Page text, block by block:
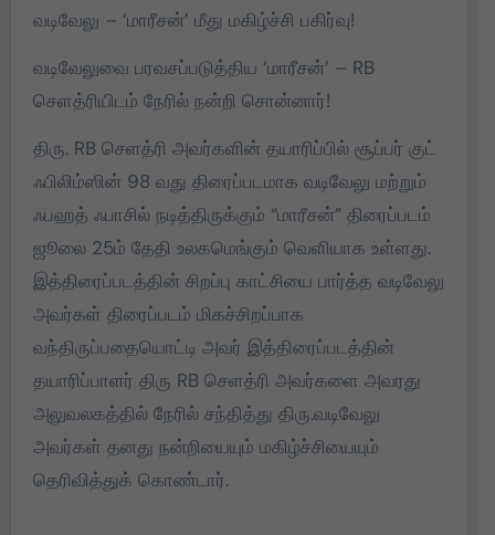
வடிவேலு – ‘மாரீசன்’ மீது மகிழ்ச்சி பகிர்வு!
வடிவேலுவை பரவசப்படுத்திய ‘மாரீசன்’ – RB
செளத்ரியிடம் நேரில் நன்றி சொன்னார்!
திரு. RB செளத்ரி அவர்களின் தயாரிப்பில் சூப்பர் குட்
ஃபிலிம்ஸின் 98 வது திரைப்படமாக வடிவேலு மற்றும்
ஃபஹத் ஃபாசில் நடித்திருக்கும் “மாரீசன்” திரைப்படம்
ஜூலை 25ம் தேதி உலகமெங்கும் வெளியாக உள்ளது.
இத்திரைப்படத்தின் சிறப்பு காட்சியை பார்த்த வடிவேலு
அவர்கள் திரைப்படம் மிகச்சிறப்பாக
வந்திருப்பதையொட்டி அவர் இத்திரைப்படத்தின்
தயாரிப்பாளர் திரு RB செளத்ரி அவர்களை அவரது
அலுவலகத்தில் நேரில் சந்தித்து திரு.வடிவேலு
அவர்கள் தனது நன்றியையும் மகிழ்ச்சியையும்
தெரிவித்துக் கொண்டார்.